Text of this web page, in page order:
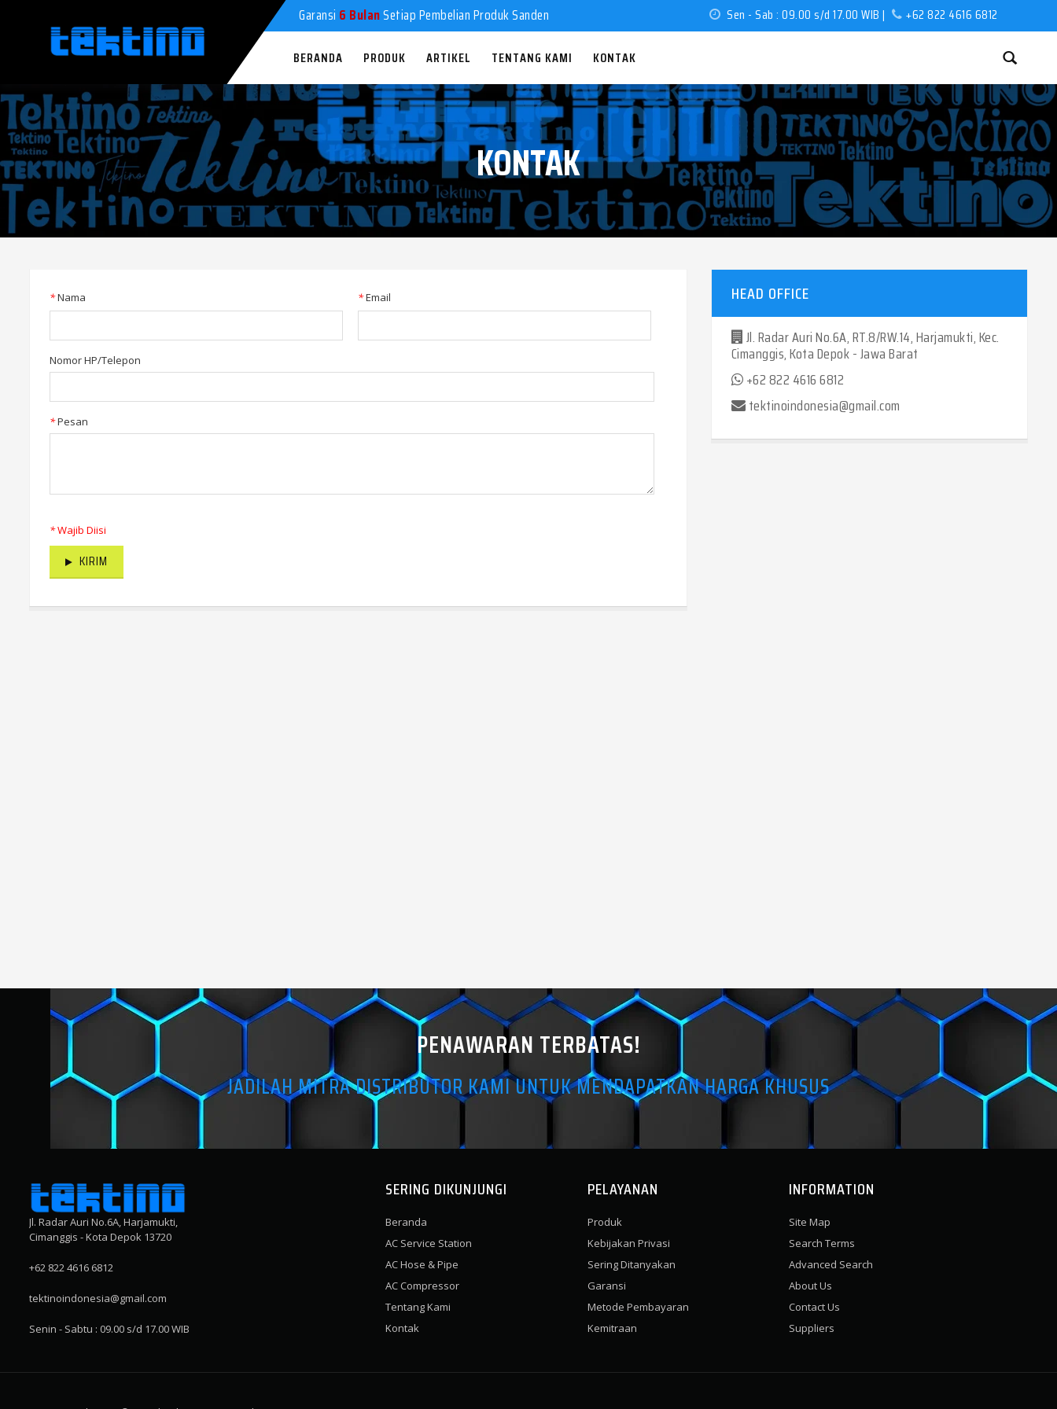
Garansi 6 BulanSetiap Pembelian Produk Sanden Sen - Sab : 09.00 s/d 17.00 WIB | +62 822 4616 6812
BERANDA PRODUK ARTIKEL TENTANG KAMI KONTAK
KONTAK
*Nama *Email
Nomor HP/Telepon
*Pesan
*Wajib Diisi
KIRIM
HEAD OFFICE
Jl. Radar Auri No.6A, RT.8/RW.14, Harjamukti, Kec.
Cimanggis, Kota Depok - Jawa Barat
+62 822 4616 6812
tektinoindonesia@gmail.com
PENAWARAN TERBATAS!
JADILAH MITRA DISTRIBUTOR KAMI UNTUK MENDAPATKAN HARGA KHUSUS
Jl. Radar Auri No.6A, Harjamukti,
Cimanggis - Kota Depok 13720
+62 822 4616 6812
tektinoindonesia@gmail.com
Senin - Sabtu : 09.00 s/d 17.00 WIB
SERING DIKUNJUNGI
Beranda
AC Service Station
AC Hose & Pipe
AC Compressor
Tentang Kami
Kontak
PELAYANAN
Produk
Kebijakan Privasi
Sering Ditanyakan
Garansi
Metode Pembayaran
Kemitraan
INFORMATION
Site Map
Search Terms
Advanced Search
About Us
Contact Us
Suppliers